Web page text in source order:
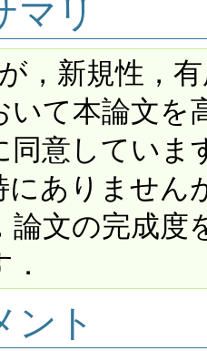
マリ
，新規性，
いて本論文を
同意していま
にありません
論文の完成
ント